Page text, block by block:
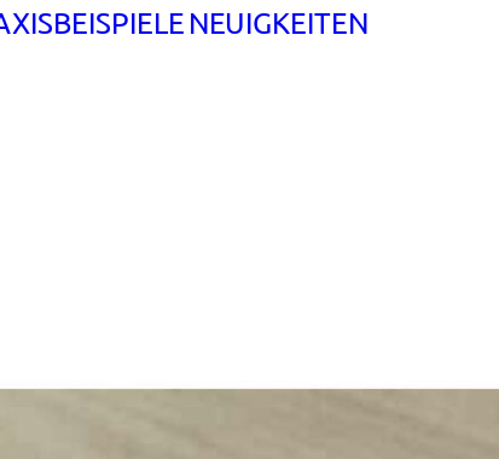
NEUIGKEITEN